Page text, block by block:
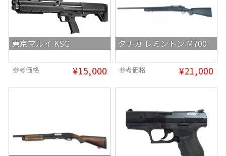
東京マルイ KSG
参考価格 ¥15,000
タナカ レミントン M700
参考価格 ¥21,000